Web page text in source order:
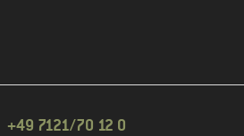
+49 7121/70 12 0